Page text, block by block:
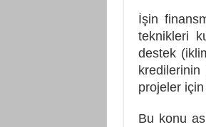
İşin
teknikleri
destek
projeler için
Bu konu